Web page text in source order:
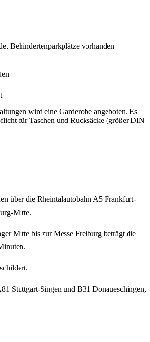
Behindertenparkplätze vorhanden
wird eine Garderobe angeboten. Es
für Taschen und Rucksäcke (größer DIN
über die Rheintalautobahn A5 Frankfurt-
Mitte.
Mitte bis zur Messe Freiburg beträgt die
Stuttgart-Singen und B31 Donaueschingen,